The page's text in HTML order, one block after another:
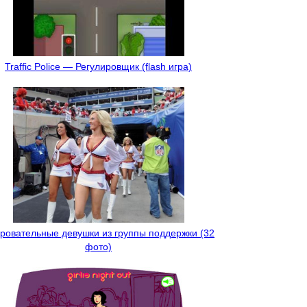
Traffic Police — Регулировщик (flash игра)
девушки из группы поддержки (32
фото)